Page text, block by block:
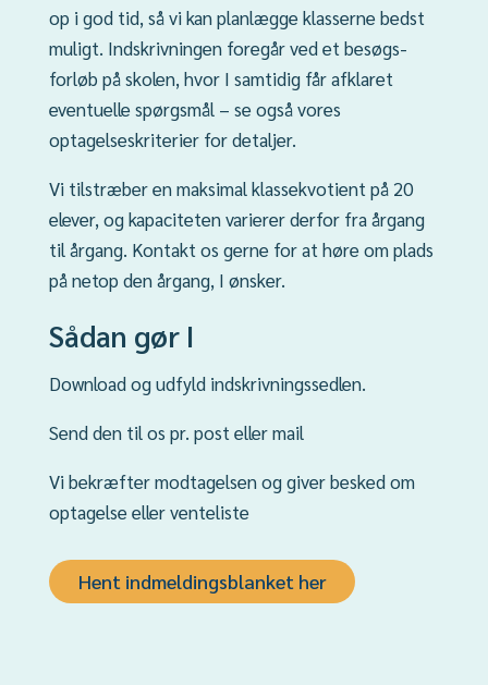
op i god tid, så vi kan planlægge klasserne bedst
muligt. Indskrivningen foregår ved et besøgs­
forløb på skolen, hvor I samtidig får afklaret
eventuelle spørgsmål – se også vores
optagelseskriterier for detaljer.
Vi tilstræber en maksimal klassekvotient på 20
elever, og kapaciteten varierer derfor fra årgang
til årgang. Kontakt os gerne for at høre om plads
på netop den årgang, I ønsker.
Sådan gør I
Download og udfyld indskrivningssedlen.
Send den til os pr. post eller mail
Vi bekræfter modtagelsen og giver besked om
optagelse eller venteliste
Hent indmeldingsblanket her